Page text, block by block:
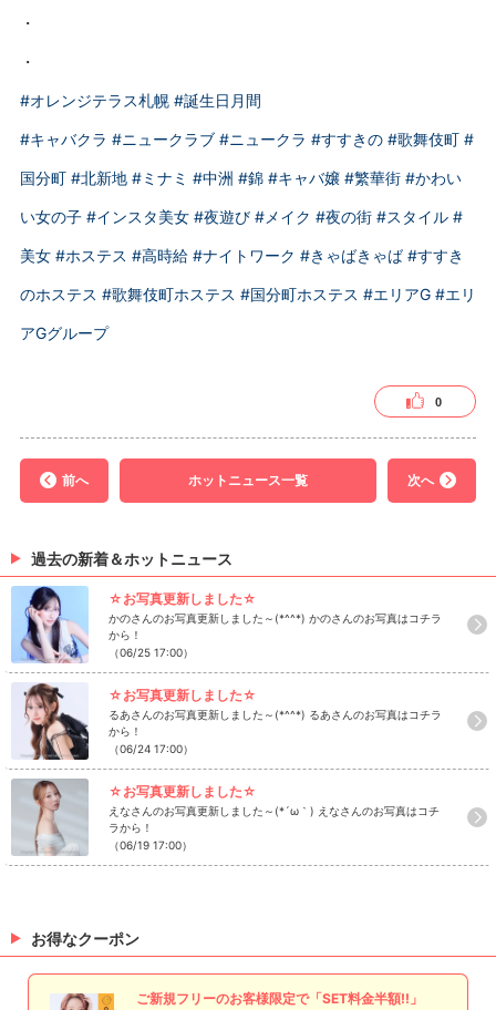
・
・
#オレンジテラス札幌 #誕生日月間
#キャバクラ #ニュークラブ #ニュークラ #すすきの #歌舞伎町 #
国分町 #北新地 #ミナミ #中洲 #錦 #キャバ嬢 #繁華街 #かわい
い女の子 #インスタ美女 #夜遊び #メイク #夜の街 #スタイル #
美女 #ホステス #高時給 #ナイトワーク #きゃばきゃば #すすき
のホステス #歌舞伎町ホステス #国分町ホステス #エリアG #エリ
アGグループ
0
前へ ホットニュース一覧 次へ
過去の新着＆ホットニュース
☆お写真更新しました☆
かのさんのお写真更新しました～(*^^*) かのさんのお写真はコチラ
から！
（06/25 17:00）
☆お写真更新しました☆
るあさんのお写真更新しました～(*^^*) るあさんのお写真はコチラ
から！
（06/24 17:00）
☆お写真更新しました☆
えなさんのお写真更新しました～(*´ω｀) えなさんのお写真はコチ
ラから！
（06/19 17:00）
お得なクーポン
ご新規フリーのお客様限定で「SET料金半額!!」